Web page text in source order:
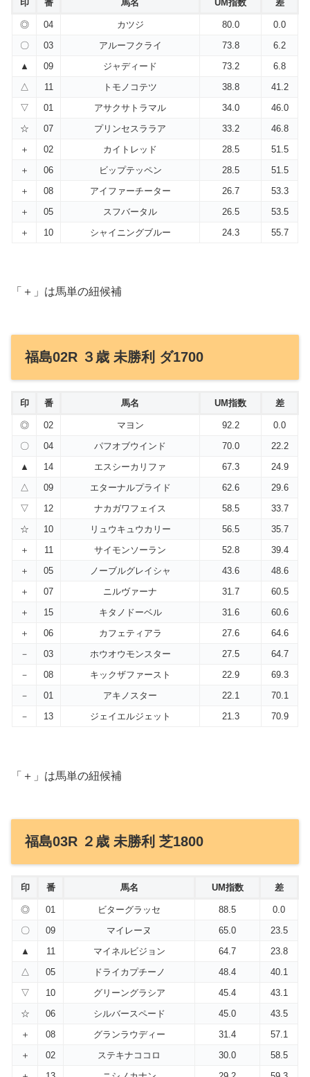
印 番 馬名 UM指数 差
◎ 04 カツジ 80.0
0.0
〇
03 アルーフクライ 73.8
6.2
▲
09 ジャディード 73.2
6.8
△
11 トモノコテツ 38.8
41.2
▽
01 アサクサトラマル 34.0
46.0
☆
07 プリンセスララア 33.2
46.8
＋
02 カイトレッド 28.5
51.5
＋
06 ビップテッペン 28.5
51.5
＋
08 アイファーチーター 26.7
53.3
＋
05 スフバータル 26.5
53.5
＋
10 シャイニングブルー 24.3 55.7
「＋」は馬単の紐候補
福島02R ３歳 未勝利 ダ1700
印 番 馬名 UM指数 差
◎ 02 マヨン 92.2
0.0
〇
04 パフオブウインド 70.0
22.2
▲
14 エスシーカリファ 67.3
24.9
△
09 エターナルプライド 62.6
29.6
▽
12 ナカガワフェイス 58.5
33.7
☆
10 リュウキュウカリー 56.5
35.7
＋
11 サイモンソーラン 52.8
39.4
＋
05 ノーブルグレイシャ 43.6
48.6
＋
07 ニルヴァーナ 31.7
60.5
＋
15 キタノドーベル 31.6
60.6
＋
06 カフェティアラ 27.6
64.6
－
03 ホウオウモンスター 27.5
64.7
－
08 キックザファースト 22.9
69.3
－
01 アキノスター 22.1
70.1
－
13 ジェイエルジェット 21.3 70.9
「＋」は馬単の紐候補
福島03R ２歳 未勝利 芝1800
印 番 馬名 UM指数 差
◎ 01 ビターグラッセ 88.5
0.0
〇
09 マイレーヌ 65.0
23.5
▲
11 マイネルビジョン 64.7
23.8
△
05 ドライカプチーノ 48.4
40.1
▽
10 グリーングラシア 45.4
43.1
☆
06 シルバースペード 45.0
43.5
＋
08 グランラウディー 31.4
57.1
＋
02 ステキナココロ 30.0
58.5